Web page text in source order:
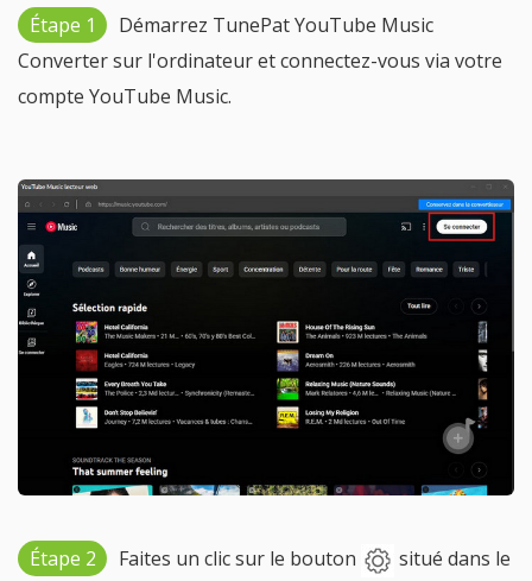
Étape 1
Démarrez TunePat YouTube Music
Converter sur l'ordinateur et connectez-vous via votre
compte YouTube Music.
Étape 2 Faites un clic sur le bouton
situé dans le